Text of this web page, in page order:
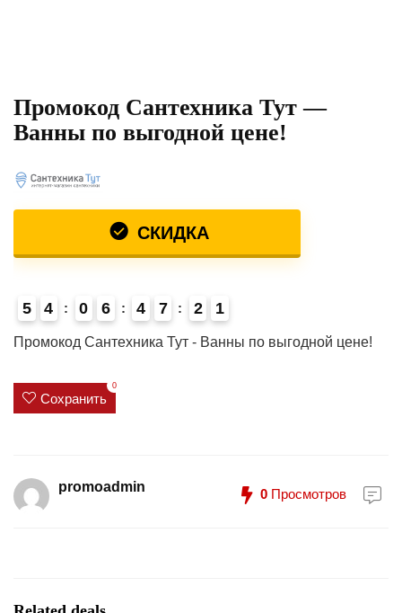
Промокод Сантехника Тут —
Ванны по выгодной цене!
СКИДКА
5 4 0 6 4 7 2 1
Промокод Сантехника Тут - Ванны по выгодной цене!
Сохранить
0
promoadmin 0 Просмотров